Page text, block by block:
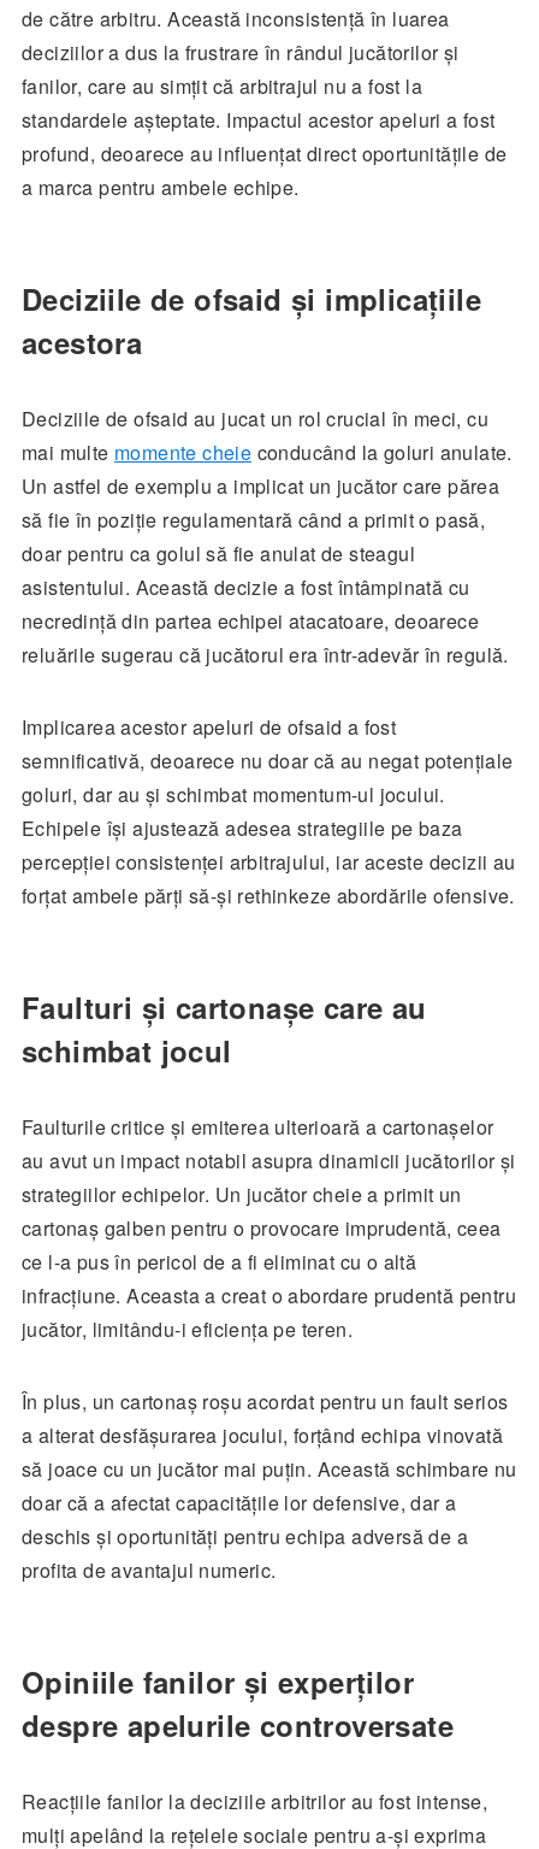
de către arbitru. Această inconsistență în luarea
deciziilor a dus la frustrare în rândul jucătorilor și
fanilor, care au simțit că arbitrajul nu a fost la
standardele așteptate. Impactul acestor apeluri a fost
profund, deoarece au influențat direct oportunitățile de
a marca pentru ambele echipe.
Deciziile de ofsaid și implicațiile
acestora
Deciziile de ofsaid au jucat un rol crucial în meci, cu
mai multe momente cheie conducând la goluri anulate.
Un astfel de exemplu a implicat un jucător care părea
să fie în poziție regulamentară când a primit o pasă,
doar pentru ca golul să fie anulat de steagul
asistentului. Această decizie a fost întâmpinată cu
necredință din partea echipei atacatoare, deoarece
reluările sugerau că jucătorul era într-adevăr în regulă.
Implicarea acestor apeluri de ofsaid a fost
semnificativă, deoarece nu doar că au negat potențiale
goluri, dar au și schimbat momentum-ul jocului.
Echipele își ajustează adesea strategiile pe baza
percepției consistenței arbitrajului, iar aceste decizii au
forțat ambele părți să-și rethinkeze abordările ofensive.
Faulturi și cartonașe care au
schimbat jocul
Faulturile critice și emiterea ulterioară a cartonașelor
au avut un impact notabil asupra dinamicii jucătorilor și
strategiilor echipelor. Un jucător cheie a primit un
cartonaș galben pentru o provocare imprudentă, ceea
ce l-a pus în pericol de a fi eliminat cu o altă
infracțiune. Aceasta a creat o abordare prudentă pentru
jucător, limitându-i eficiența pe teren.
În plus, un cartonaș roșu acordat pentru un fault serios
a alterat desfășurarea jocului, forțând echipa vinovată
să joace cu un jucător mai puțin. Această schimbare nu
doar că a afectat capacitățile lor defensive, dar a
deschis și oportunități pentru echipa adversă de a
profita de avantajul numeric.
Opiniile fanilor și experților
despre apelurile controversate
Reacțiile fanilor la deciziile arbitrilor au fost intense,
mulți apelând la rețelele sociale pentru a-și exprima